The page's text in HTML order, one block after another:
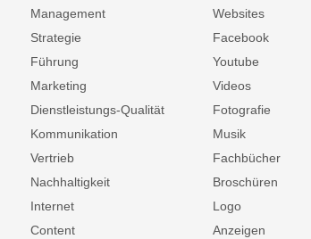
Management
Strategie
Führung
Marketing
Dienstleistungs-Qualität
Kommunikation
Vertrieb
Nachhaltigkeit
Internet
Content
Websites
Facebook
Youtube
Videos
Fotografie
Musik
Fachbücher
Broschüren
Logo
Anzeigen